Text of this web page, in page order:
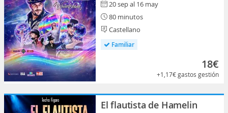
20 sep al 16 may
80 minutos
Castellano
Familiar
18€
+1,17€gastos gestión
El flautista de Hamelin